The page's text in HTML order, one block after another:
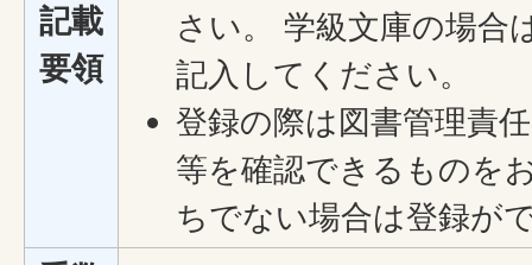
記載
要領
さい。 学級文庫の場合
記入してください。
登録の際は図書管理責
等を確認できるものを
ちでない場合は登録が